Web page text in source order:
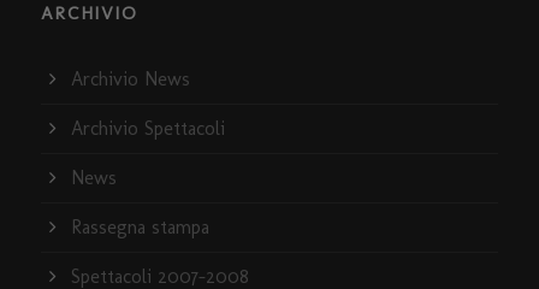
ARCHIVIO
Archivio News
Archivio Spettacoli
News
Rassegna stampa
Spettacoli 2007-2008